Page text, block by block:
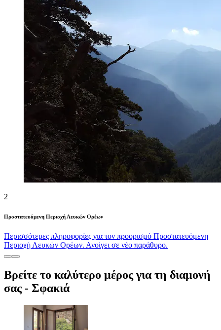
2
Προστατευόμενη Περιοχή Λευκών Ορέων
Περισσότερες πληροφορίες για τον προορισμό Προστατευόμενη
Περιοχή Λευκών Ορέων. Ανοίγει σε νέο παράθυρο.
Βρείτε το καλύτερο μέρος για τη διαμονή
σας - Σφακιά